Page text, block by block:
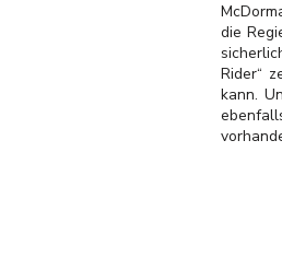
die
Rider“
kann.